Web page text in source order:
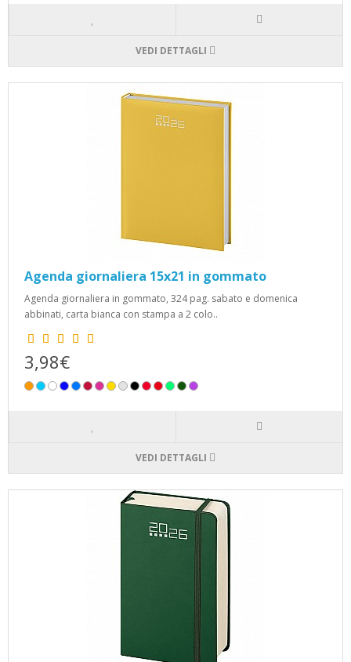
VEDI DETTAGLI
Agenda giornaliera 15x21 in gommato
Agenda giornaliera in gommato, 324 pag. sabato e domenica
abbinati, carta bianca con stampa a 2 colo..
3,98€
VEDI DETTAGLI